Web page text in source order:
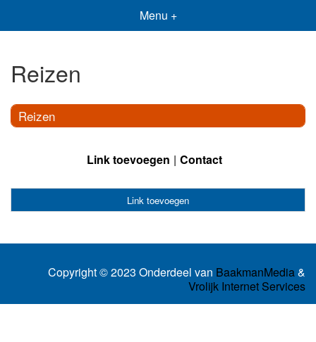
Menu +
Reizen
Reizen
Link toevoegen Contact
Link toevoegen
Copyright © 2023 Onderdeel van BaakmanMedia&
Vrolijk Internet Services